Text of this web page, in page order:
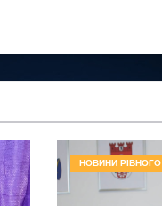
НОВИНИ РІВНОГО